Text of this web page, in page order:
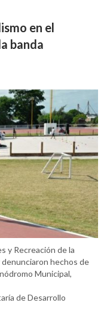
en el
banda
y Recreación de la
denunciaron hechos de
Municipal,
de Desarrollo